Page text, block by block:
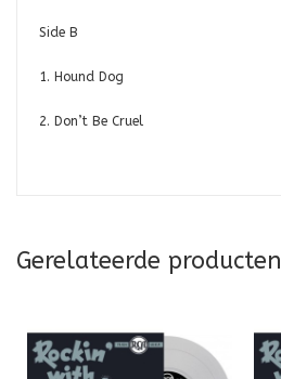
Side B
1. Hound Dog
2. Don’t Be Cruel
Gerelateerde producten